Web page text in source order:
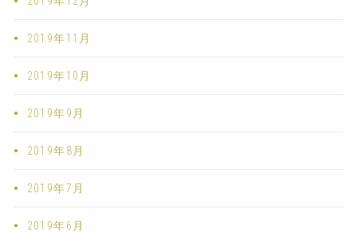
2019年11月
2019年10月
2019年9月
2019年8月
2019年7月
2019年6月